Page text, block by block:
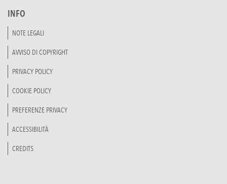
INFO
NOTE LEGALI
AVVISO DI COPYRIGHT
PRIVACY POLICY
COOKIE POLICY
PREFERENZE PRIVACY
ACCESSIBILITÀ
CREDITS